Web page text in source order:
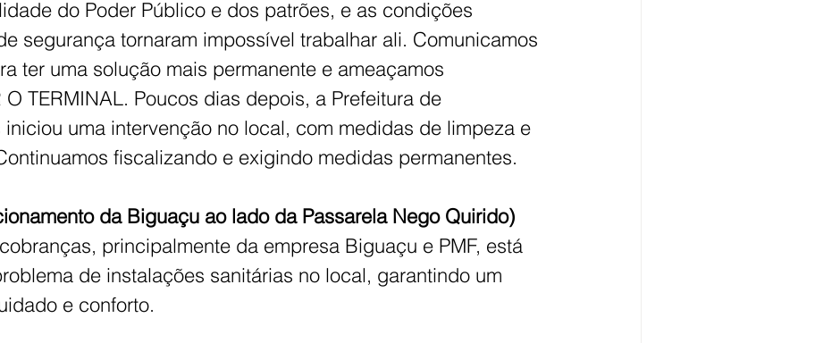
do Poder Público e dos patrões, e as condições
segurança tornaram impossível trabalhar ali. Comunicamos
ter uma solução mais permanente e ameaçamos
O TERMINAL. Poucos dias depois, a Prefeitura de
iniciou uma intervenção no local, com medidas de limpeza e
fiscalizando e exigindo medidas permanentes.
da Biguaçu ao lado da Passarela Nego Quirido)
principalmente da empresa Biguaçu e PMF, está
de instalações sanitárias no local, garantindo um
e conforto.